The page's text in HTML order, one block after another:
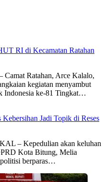
RI di Kecamatan Ratahan
Ratahan, Arce Kalalo,
kegiatan menyambut
Indonesia ke-81 Tingkat…
Jadi Topik di Reses
– Kepedulian akan keluhan
Kota Bitung, Melia
berparas…